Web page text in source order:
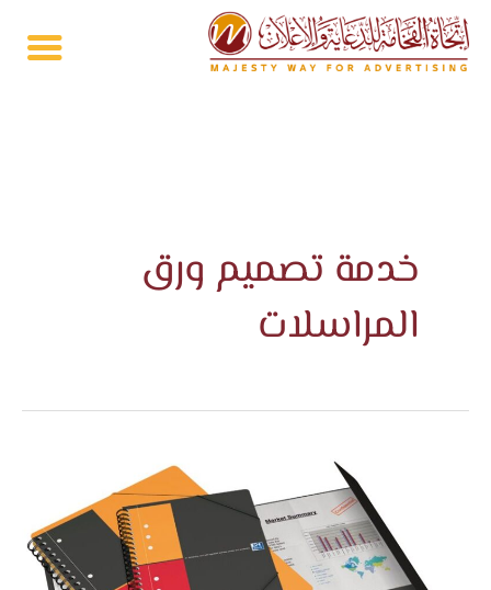
تخطي
إلى
المحتوى
خدمة تصميم ورق
المراسلات